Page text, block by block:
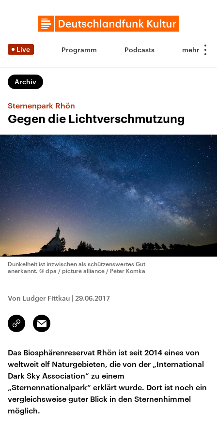
Live Programm Podcasts
Archiv
Sternenpark Rhön
Gegen die Lichtverschmutzung
Dunkelheit ist inzwischen als schützenswertes Gut
anerkannt. © dpa / picture alliance / Peter Komka
Von Ludger Fittkau | 29.06.2017
Link
kopieren/teilen
Email
Das Biosphärenreservat Rhön ist seit 2014 eines von
weltweit elf Naturgebieten, die von der „International
Dark Sky Association“ zu einem
„Sternennationalpark“ erklärt wurde. Dort ist noch ein
vergleichsweise guter Blick in den Sternenhimmel
möglich.